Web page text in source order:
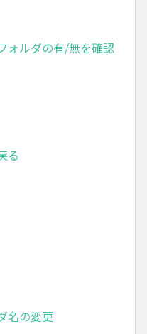
ォルダの有/無を確認
る
名の変更